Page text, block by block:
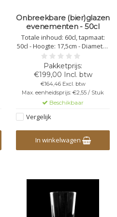
Onbreekbare (bier)glazen
evenementen - 50cl
Totale inhoud: 60cl, tapmaat:
50cl - Hoogte: 17,5cm - Diameter
bovenkant: 8,0cm - Diameter
onderkant: 6,5cm - Kleur:
transparant - Kunststof
Polycarbonaat - Stapelbaar -
Herbruikbaar -
Vaatwasbestendig -
Bedrukbaar - Onbreekbaar
€199,00 Incl. btw
€164,46 Excl. btw
Max. eenheidsprijs: €2,55 / Stuk
Beschikbaar
Vergelijk
In winkelwagen